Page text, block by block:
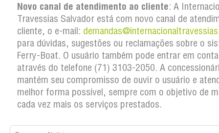
Novo canal de atendimento ao cliente: A
Travessias Salvador está com novo canal de
cliente, o e-mail:
para dúvidas, sugestões ou reclamações sobre o
Ferry-Boat. O usuário também pode entrar em
através do telefone (71) 3103-2050. A
mantém seu compromisso de ouvir o usuário e
melhor forma possível, sempre com o objetivo de
cada vez mais os serviços prestados.